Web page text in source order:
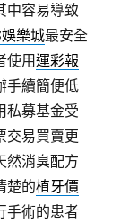
中容易導致
樂城最安全
使用運彩報
手續簡便低
私募基金受
交易買賣更
然消臭配方
楚的植牙價
手術的患者